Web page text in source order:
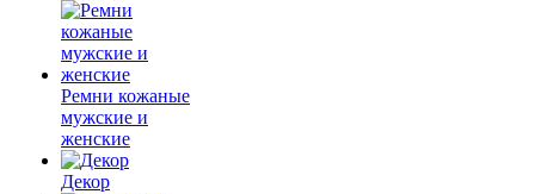
Ремни кожаные
мужские и
женские
Декор